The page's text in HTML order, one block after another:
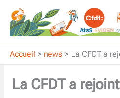
contenu
Accueil news La CFDT a
La CFDT a